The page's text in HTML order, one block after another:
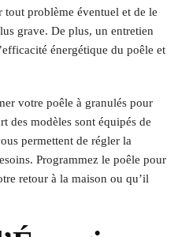
tout problème éventuel et de le
grave. De plus, un entretien
énergétique du poêle et
votre poêle à granulés pour
des modèles sont équipés de
permettent de régler la
Programmez le poêle pour
retour à la maison ou qu’il